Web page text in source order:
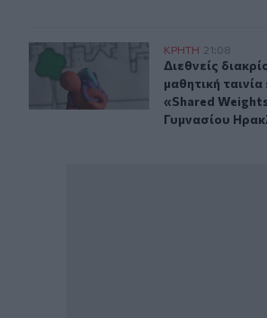
Διεθνείς διακρίσεις για τη
ΚΡΗΤΗ 21:08
Διεθνείς
Διεθνείς
μαθητική
«Shared
Γυμνασίου